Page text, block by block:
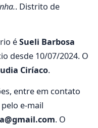
. Distrito de
éSueli Barbosa
desde 10/07/2024. O
Ciríaco.
entre em contato
e-mail
. O